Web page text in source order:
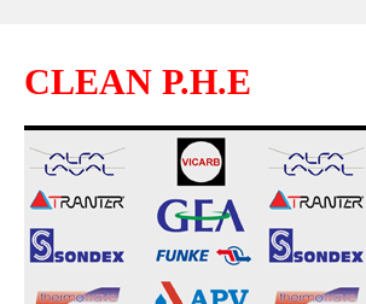
CLEAN P.H.E